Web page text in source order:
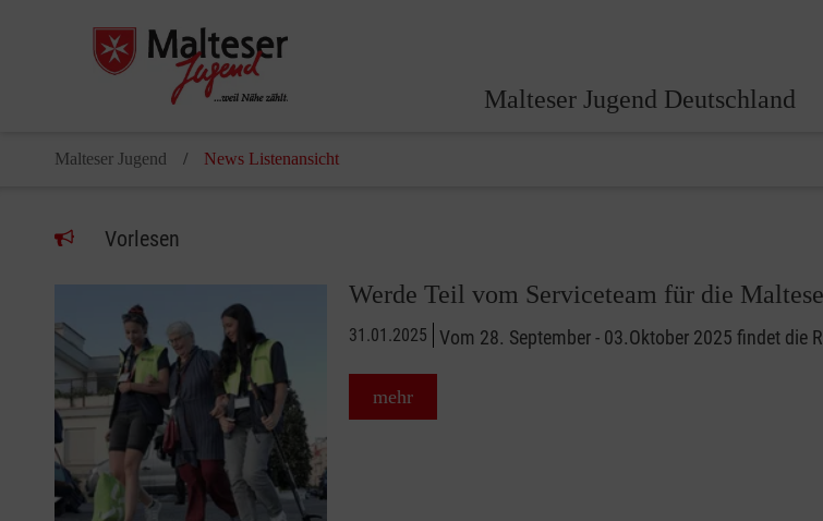
Malteser Jugend Deutschland
Malteser Jugend News Listenansicht
Vorlesen
Werde Teil vom Serviceteam für die
31.01.2025 Vom 28. September - 03.Oktober 2025 findet die
mehr